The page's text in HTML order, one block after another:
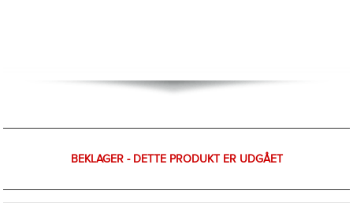
BEKLAGER - DETTE PRODUKT ER UDGÅET